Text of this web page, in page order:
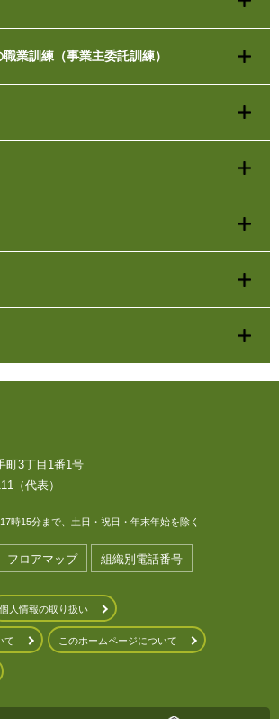
業訓練（事業主委託訓練）
町3丁目1番1号
（代表）
時15分まで、土日・祝日・年末年始を除く
フロアマップ 組織別電話番号
個人情報の取り扱い
て このホームページについて